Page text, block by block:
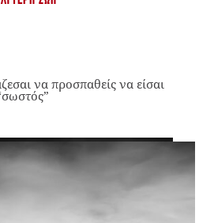
να προσπαθείς να είσαι